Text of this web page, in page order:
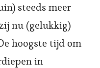
steeds meer
nu (gelukkig)
hoogste tijd om
in